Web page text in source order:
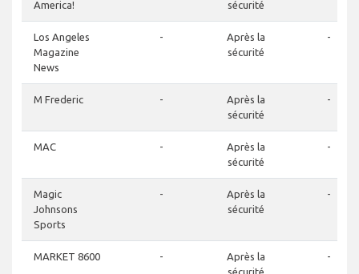
America! sécurité
Los Angeles
Magazine
News
-
Après la
sécurité
-
M Frederic -
Après la
sécurité
-
MAC -
Après la
sécurité
-
Magic
Johnsons
Sports
-
Après la
sécurité
-
MARKET 8600 -
Après la
-